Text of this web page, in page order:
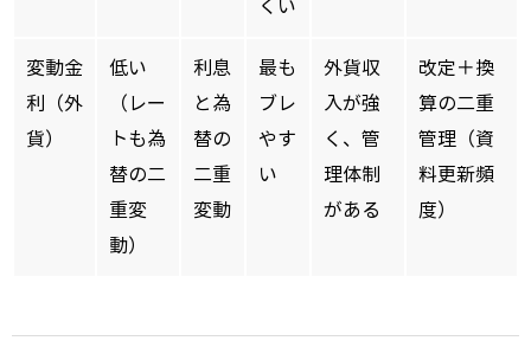
くい
変動金
利（外
貨）
低い
（レー
トも為
替の二
重変
動）
利息
と為
替の
二重
変動
最も
ブレ
やす
い
外貨収
入が強
く、管
理体制
がある
改定＋換
算の二重
管理（資
料更新頻
度）